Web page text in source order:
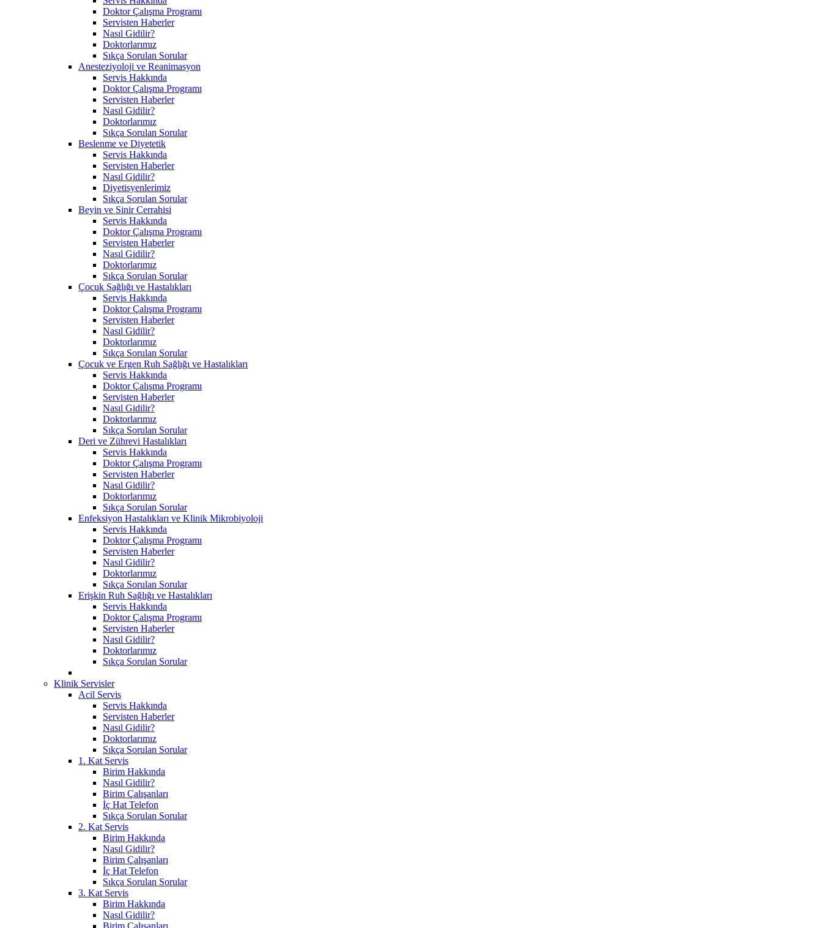
Doktor Çalışma Programı
Servisten Haberler
Nasıl Gidilir?
Doktorlarımız
Sıkça Sorulan Sorular
Anesteziyoloji ve Reanimasyon
Servis Hakkında
Doktor Çalışma Programı
Servisten Haberler
Nasıl Gidilir?
Doktorlarımız
Sıkça Sorulan Sorular
Beslenme ve Diyetetik
Servis Hakkında
Servisten Haberler
Nasıl Gidilir?
Diyetisyenlerimiz
Sıkça Sorulan Sorular
Beyin ve Sinir Cerrahisi
Servis Hakkında
Doktor Çalışma Programı
Servisten Haberler
Nasıl Gidilir?
Doktorlarımız
Sıkça Sorulan Sorular
Çocuk Sağlığı ve Hastalıkları
Servis Hakkında
Doktor Çalışma Programı
Servisten Haberler
Nasıl Gidilir?
Doktorlarımız
Sıkça Sorulan Sorular
Çocuk ve Ergen Ruh Sağlığı ve Hastalıkları
Servis Hakkında
Doktor Çalışma Programı
Servisten Haberler
Nasıl Gidilir?
Doktorlarımız
Sıkça Sorulan Sorular
Deri ve Zührevi Hastalıkları
Servis Hakkında
Doktor Çalışma Programı
Servisten Haberler
Nasıl Gidilir?
Doktorlarımız
Sıkça Sorulan Sorular
Enfeksiyon Hastalıkları ve Klinik Mikrobiyoloji
Servis Hakkında
Doktor Çalışma Programı
Servisten Haberler
Nasıl Gidilir?
Doktorlarımız
Sıkça Sorulan Sorular
Erişkin Ruh Sağlığı ve Hastalıkları
Servis Hakkında
Doktor Çalışma Programı
Servisten Haberler
Nasıl Gidilir?
Doktorlarımız
Sıkça Sorulan Sorular
Klinik Servisler
Acil Servis
Servis Hakkında
Servisten Haberler
Nasıl Gidilir?
Doktorlarımız
Sıkça Sorulan Sorular
1. Kat Servis
Birim Hakkında
Nasıl Gidilir?
Birim Çalışanları
İç Hat Telefon
Sıkça Sorulan Sorular
2. Kat Servis
Birim Hakkında
Nasıl Gidilir?
Birim Çalışanları
İç Hat Telefon
Sıkça Sorulan Sorular
3. Kat Servis
Birim Hakkında
Nasıl Gidilir?
Birim Çalışanları